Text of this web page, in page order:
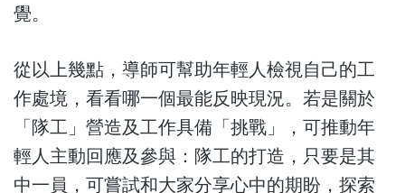
覺。
從以上幾點，導師可幫助年輕人檢視自己的工
作處境，看看哪一個最能反映現況。若是關於
「隊工」營造及工作具備「挑戰」，可推動年
輕人主動回應及參與：隊工的打造，只要是其
中一員，可嘗試和大家分享心中的期盼，探索